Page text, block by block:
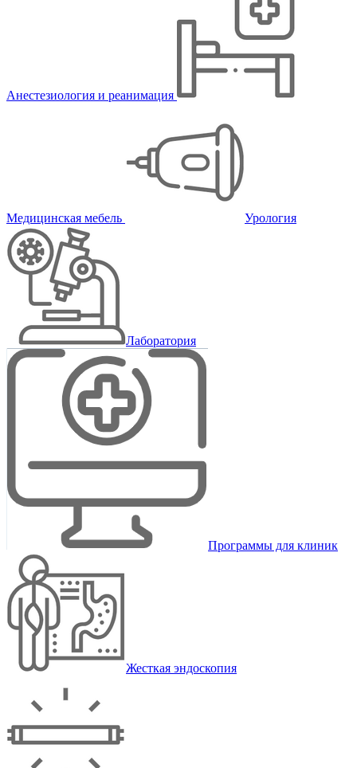
Анестезиология и реанимация
Медицинская мебель Урология
Лаборатория
Программы для клиник
Жесткая эндоскопия